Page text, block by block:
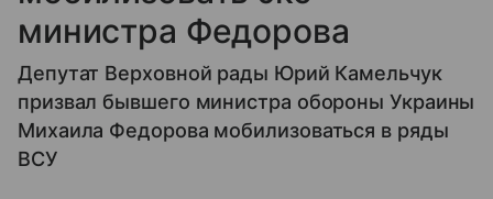
министра Федорова
Депутат Верховной рады Юрий Камельчук
призвал бывшего министра обороны Украины
Михаила Федорова мобилизоваться в ряды
ВСУ